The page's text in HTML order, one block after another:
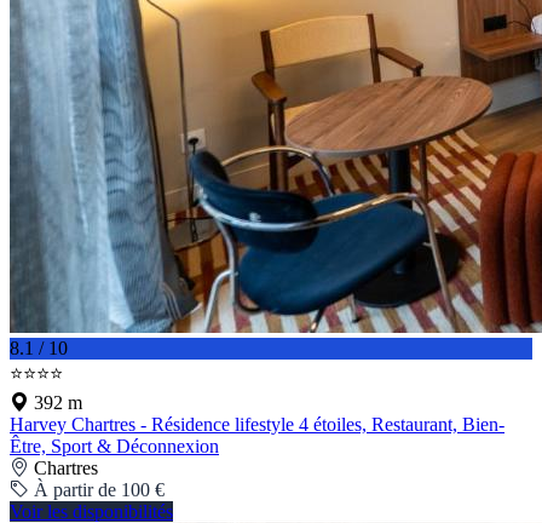
8.1 / 10
⭐⭐⭐⭐
392 m
Harvey Chartres - Résidence lifestyle 4 étoiles, Restaurant, Bien-
Être, Sport & Déconnexion
Chartres
À partir de 100 €
Voir les disponibilités